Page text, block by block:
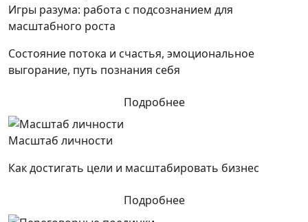
Игры разума: работа с подсознанием для
масштабного роста
Состояние потока и счастья, эмоциональное
выгорание, путь познания себя
Подробнее
Масштаб личности
Как достигать цели и масштабировать бизнес
Подробнее